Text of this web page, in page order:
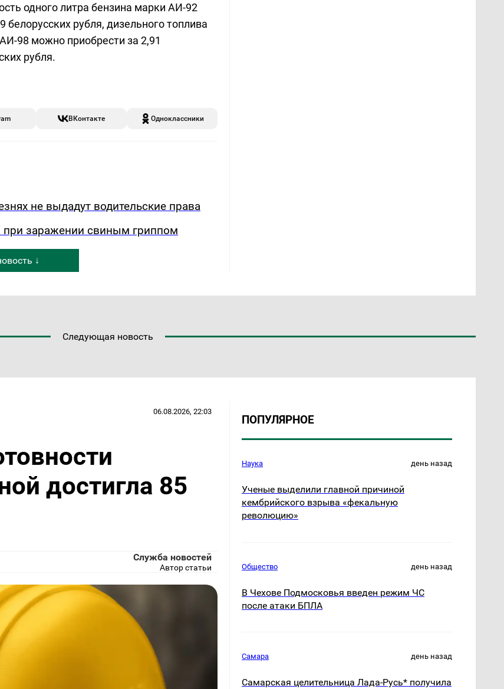
одного литра бензина марки АИ-92
белорусских рубля, дизельного топлива
98 можно приобрести за 2,91
рубля.
ВКонтакте Одноклассники
не выдадут водительские права
при заражении свиным гриппом
↓
Следующая новость
06.08.2026, 22:03
достигла 85
Служба новостей
Автор статьи
ПОПУЛЯРНОЕ
Наука день назад
Ученые выделили главной причиной
кембрийского взрыва «фекальную
революцию»
Общество день назад
В Чехове Подмосковья введен режим ЧС
после атаки БПЛА
Самара день назад
Самарская целительница Лада-Русь* получила